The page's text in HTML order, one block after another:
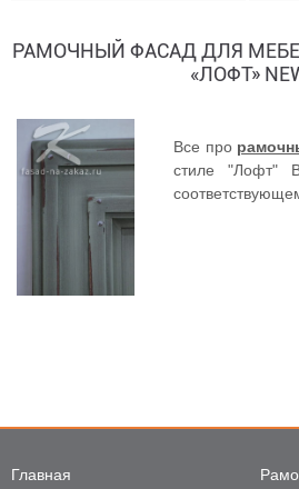
РАМОЧНЫЙ ФАСАД ДЛЯ
«ЛОФТ»
Все про
стиле "Лофт"
Главная